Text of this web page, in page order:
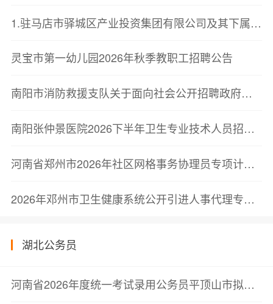
1.驻马店市驿城区产业投资集团有限公司及其下属子公司2026年公开招聘工作人员面试成绩及考试总成绩
灵宝市第一幼儿园2026年秋季教职工招聘公告
南阳市消防救援支队关于面向社会公开招聘政府专职消防员的公告
南阳张仲景医院2026下半年卫生专业技术人员招聘公告
河南省郑州市2026年社区网格事务协理员专项计划拟聘用人员名单公示(管城回族区第三批)
2026年邓州市卫生健康系统公开引进人事代理专业技术人员公告(第4号)
湖北公务员
河南省2026年度统一考试录用公务员平顶山市拟录用人员公示公告